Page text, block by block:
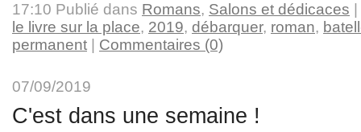
17:10 Publié dans Romans, Salons et dédicaces
le livre sur la place, 2019, débarquer, roman,
permanent
Commentaires (0)
07/09/2019
C'est dans une semaine !